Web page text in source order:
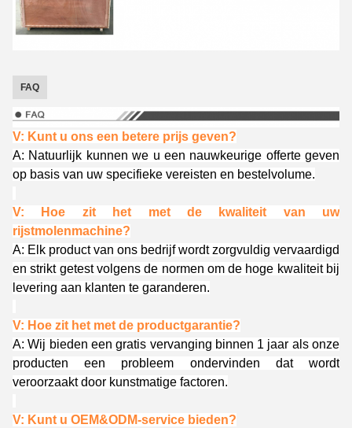
FAQ
V: Kunt u ons een betere prijs geven?
A: Natuurlijk kunnen we u een nauwkeurige offerte geven
op basis van uw specifieke vereisten en bestelvolume.
V: Hoe zit het met de kwaliteit van uw
rijstmolenmachine?
A: Elk product van ons bedrijf wordt zorgvuldig vervaardigd
en strikt getest volgens de normen om de hoge kwaliteit bij
levering aan klanten te garanderen.
V: Hoe zit het met de productgarantie?
A: Wij bieden een gratis vervanging binnen 1 jaar als onze
producten een probleem ondervinden dat wordt
veroorzaakt door kunstmatige factoren.
V: Kunt u OEM&ODM-service bieden?